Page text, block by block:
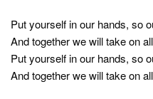
Put yourself in our hands, so
And together we will take on
Put yourself in our hands, so
And together we will take on